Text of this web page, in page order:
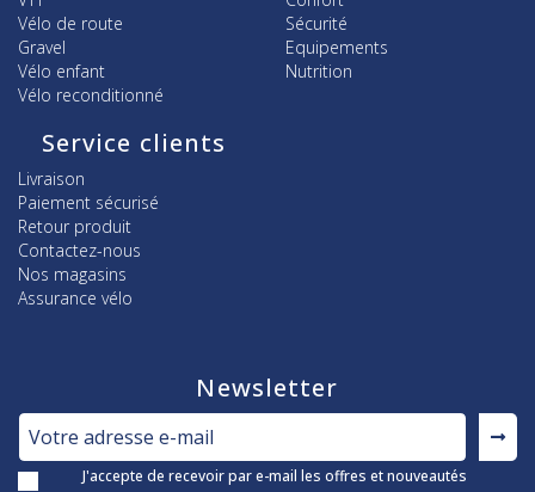
Vélo de route
Gravel
Vélo enfant
Vélo reconditionné
Sécurité
Equipements
Nutrition
Service clients
Livraison
Paiement sécurisé
Retour produit
Contactez-nous
Nos magasins
Assurance vélo
Newsletter
J'accepte de recevoir par e-mail les offres et nouveautés